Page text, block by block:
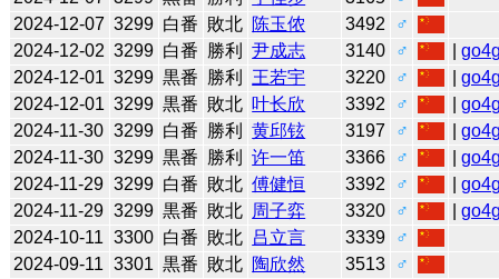
2024-12-07 3299 白番 敗北 陈玉侬 3492
♂
2024-12-02 3299 白番 勝利 尹成志 3140 ♂ |
2024-12-01 3299 黒番 勝利 王若宇 3220 ♂ |
2024-12-01 3299 黒番 敗北 叶长欣 3392 ♂ |
2024-11-30 3299 白番 勝利 黄邱铉 3197 ♂ |
2024-11-30 3299 黒番 勝利 许一笛 3366 ♂ |
2024-11-29 3299 白番 敗北 傅健恒 3392 ♂ |
2024-11-29 3299 黒番 敗北 周子弈 3320 ♂ |
2024-10-11 3300 白番 敗北 吕立言 3339
♂
2024-09-11 3301 黒番 敗北 陶欣然 3513
♂